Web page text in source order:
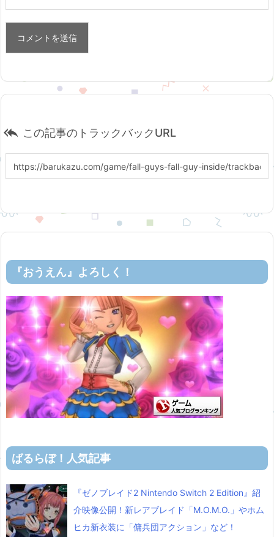
 この記事のトラックバックURL
『おうえん』よろしく！
ばるらぼ！人気記事
『ゼノブレイド2 Nintendo Switch 2 Edition』紹
介映像公開！新レアブレイド「M.O.M.O.」やホム
ヒカ新衣装に「傭兵団アクション」など！